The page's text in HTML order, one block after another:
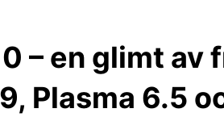
– en glimt av
Plasma 6.5